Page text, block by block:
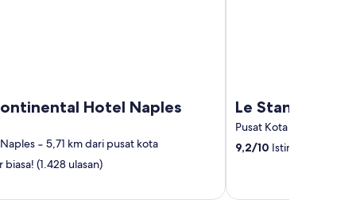
Hotel Naples
‐ 5,71 km dari pusat kota
biasa! (1.428 ulasan)
Le Stanze del
Pusat Kota Naples
9,2/10 Istimewa! (469